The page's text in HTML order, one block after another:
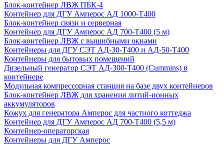
Блок-контейнер ЛВЖ ПБК-4
Контейнер для ДГУ Амперос АД 1000-Т400
Блок-контейнер связи и серверная
Контейнер для ДГУ Амперос АД 700-Т400 (5 м)
Блок-контейнер ЛВЖ с вышибными окнами
Контейнеры для ДГУ СЭТ АД-30-Т400 и АД-50-Т400
Контейнеры для бытовых помещений
Дизельный генератор СЭТ АД-300-Т400 (Cummins) в
контейнере
Модульная компрессорная станция на базе двух контейнеров
Блок-контейнер ЛВЖ для хранения литий-ионных
аккумуляторов
Кожух для генератора Амперос для частного коттеджа
Контейнер для ДГУ Амперос АД 700-Т400 (5,5 м)
Контейнер-операторская
Контейнеры для ДГУ Амперос